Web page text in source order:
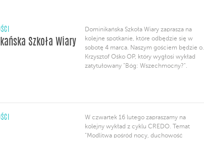
Szkoła Wiary
​Dominikańska Szkoła Wiary zaprasza na​
kolejne spotkanie, które odbędzie się w
sobotę 4 marca. Naszym gościem będzie o.
Krzysztof Ośko OP, który wygłosi wykład
zatytułowany "Bóg: Wszechmocny?".
W czwartek 16 lutego zapraszamy na
kolejny wykład z cyklu CREDO. Temat
"Modlitwa pośród nocy, duchowość